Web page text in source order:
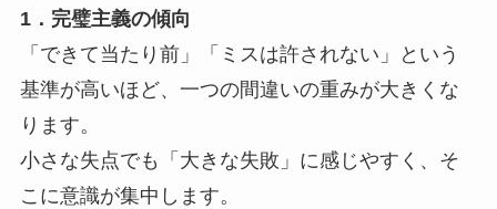
1．完璧主義の傾向
「できて当たり前」「ミスは許されない」という
基準が高いほど、一つの間違いの重みが大きくな
ります。
小さな失点でも「大きな失敗」に感じやすく、そ
こに意識が集中します。